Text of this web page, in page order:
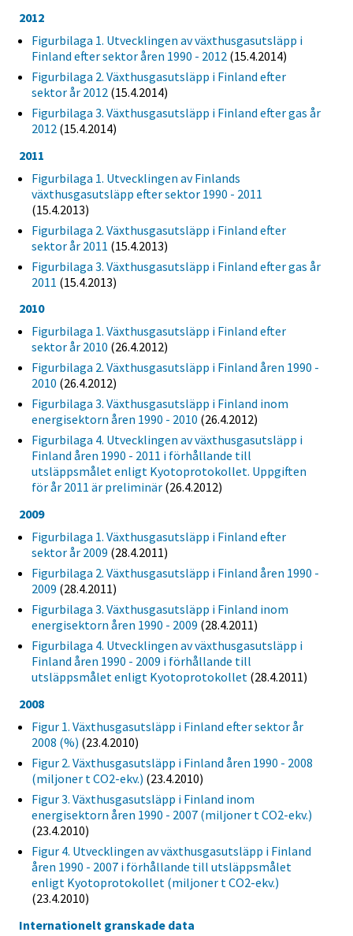
2012
Figurbilaga 1. Utvecklingen av växthusgasutsläpp i
Finland efter sektor åren 1990 - 2012 (15.4.2014)
Figurbilaga 2. Växthusgasutsläpp i Finland efter
sektor år 2012 (15.4.2014)
Figurbilaga 3. Växthusgasutsläpp i Finland efter gas år
2012 (15.4.2014)
2011
Figurbilaga 1. Utvecklingen av Finlands
växthusgasutsläpp efter sektor 1990 - 2011
(15.4.2013)
Figurbilaga 2. Växthusgasutsläpp i Finland efter
sektor år 2011 (15.4.2013)
Figurbilaga 3. Växthusgasutsläpp i Finland efter gas år
2011 (15.4.2013)
2010
Figurbilaga 1. Växthusgasutsläpp i Finland efter
sektor år 2010 (26.4.2012)
Figurbilaga 2. Växthusgasutsläpp i Finland åren 1990 -
2010 (26.4.2012)
Figurbilaga 3. Växthusgasutsläpp i Finland inom
energisektorn åren 1990 - 2010 (26.4.2012)
Figurbilaga 4. Utvecklingen av växthusgasutsläpp i
Finland åren 1990 - 2011 i förhållande till
utsläppsmålet enligt Kyotoprotokollet. Uppgiften
för år 2011 är preliminär (26.4.2012)
2009
Figurbilaga 1. Växthusgasutsläpp i Finland efter
sektor år 2009 (28.4.2011)
Figurbilaga 2. Växthusgasutsläpp i Finland åren 1990 -
2009 (28.4.2011)
Figurbilaga 3. Växthusgasutsläpp i Finland inom
energisektorn åren 1990 - 2009 (28.4.2011)
Figurbilaga 4. Utvecklingen av växthusgasutsläpp i
Finland åren 1990 - 2009 i förhållande till
utsläppsmålet enligt Kyotoprotokollet (28.4.2011)
2008
Figur 1. Växthusgasutsläpp i Finland efter sektor år
2008 (%) (23.4.2010)
Figur 2. Växthusgasutsläpp i Finland åren 1990 - 2008
(miljoner t CO2-ekv.) (23.4.2010)
Figur 3. Växthusgasutsläpp i Finland inom
energisektorn åren 1990 - 2007 (miljoner t CO2-ekv.)
(23.4.2010)
Figur 4. Utvecklingen av växthusgasutsläpp i Finland
åren 1990 - 2007 i förhållande till utsläppsmålet
enligt Kyotoprotokollet (miljoner t CO2-ekv.)
(23.4.2010)
Internationelt granskade data